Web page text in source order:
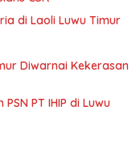
di Laoli Luwu Timur
Diwarnai Kekerasan
PT IHIP di Luwu